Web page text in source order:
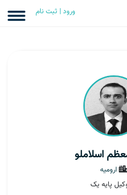
ورود | ثبت نام
اسلاملو
ارومیه
پایه یک